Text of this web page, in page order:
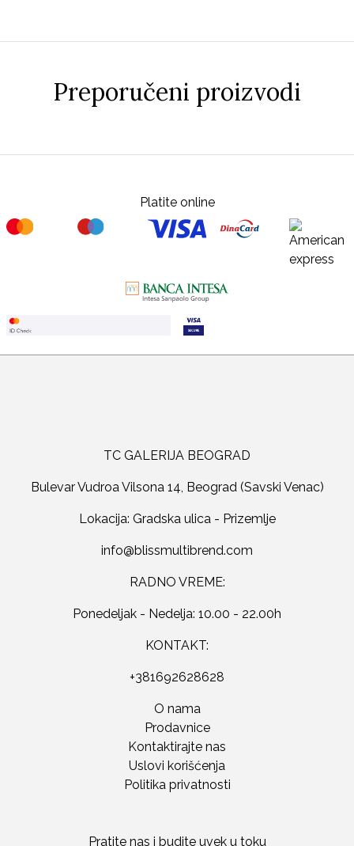
Preporučeni proizvodi
Platite online
TC GALERIJA BEOGRAD
Bulevar Vudroa Vilsona 14, Beograd (Savski Venac)
Lokacija: Gradska ulica - Prizemlje
RADNO VREME:
Ponedeljak - Nedelja: 10.00 - 22.00h
KONTAKT:
+381692628628
O nama
Prodavnice
Kontaktirajte nas
Uslovi korišćenja
Politika privatnosti
Pratite nas i budite uvek u toku